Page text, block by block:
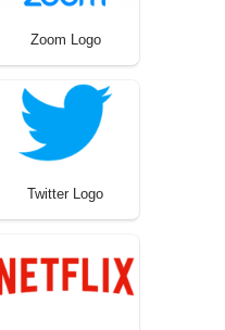
Zoom Logo
Twitter Logo